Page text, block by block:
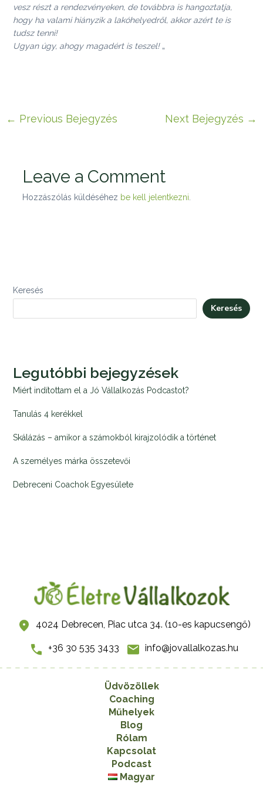
vesz részt a rendezvényeken, de továbbra is hangoztatja,
hogy ha valami hiányzik a lakóhelyedről, akkor azért te is
tudsz tenni!
Ugyan úgy, ahogy magadért is teszel! „
← Previous Bejegyzés Next Bejegyzés →
Leave a Comment
Hozzászólás küldéséhez be kell jelentkezni
Keresés
Keresés
Legutóbbi bejegyzések
Miért indítottam el a Jó Vállalkozás Podcastot?
Tanulás 4 kerékkel
Skálázás – amikor a számokból kirajzolódik a történet
A személyes márka összetevői
Debreceni Coachok Egyesülete
4024 Debrecen, Piac utca 34. (10-es kapucsengő)
+36 30 535 3433 info@jovallalkozas.hu
Üdvözöllek
Coaching
Műhelyek
Blog
Rólam
Kapcsolat
Podcast
Magyar